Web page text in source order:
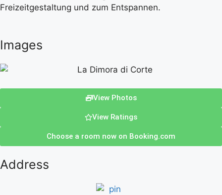
Freizeitgestaltung und zum Entspannen.
Images
View Photos
View Ratings
Choose a room now on Booking.com
Address